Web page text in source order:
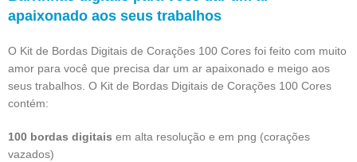
apaixonado aos seus trabalhos
O Kit de Bordas Digitais de Corações 100 Cores foi feito com muito
amor para você que precisa dar um ar apaixonado e meigo aos
seus trabalhos. O Kit de Bordas Digitais de Corações 100 Cores
contém:
100 bordas digitais em alta resolução e em png (corações
vazados)